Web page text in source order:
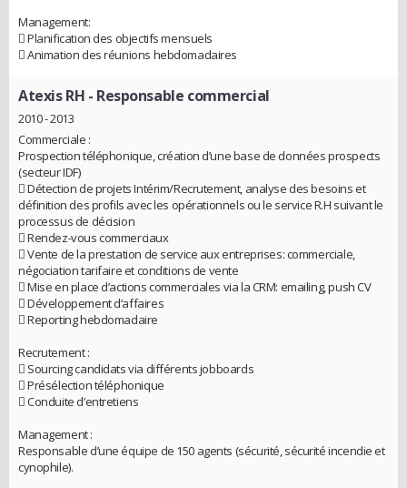
Management:
 Planification des objectifs mensuels
 Animation des réunions hebdomadaires
Atexis RH - Responsable commercial
2010 - 2013
Commerciale :
Prospection téléphonique, création d’une base de données prospects
(secteur IDF)
 Détection de projets Intérim/Recrutement, analyse des besoins et
définition des profils avec les opérationnels ou le service R.H suivant le
processus de décision
 Rendez-vous commerciaux
 Vente de la prestation de service aux entreprises: commerciale,
négociation tarifaire et conditions de vente
 Mise en place d’actions commerciales via la CRM: emailing, push CV
 Développement d’affaires
 Reporting hebdomadaire
Recrutement :
 Sourcing candidats via différents jobboards
 Présélection téléphonique
 Conduite d’entretiens
Management :
Responsable d’une équipe de 150 agents (sécurité, sécurité incendie et
cynophile).